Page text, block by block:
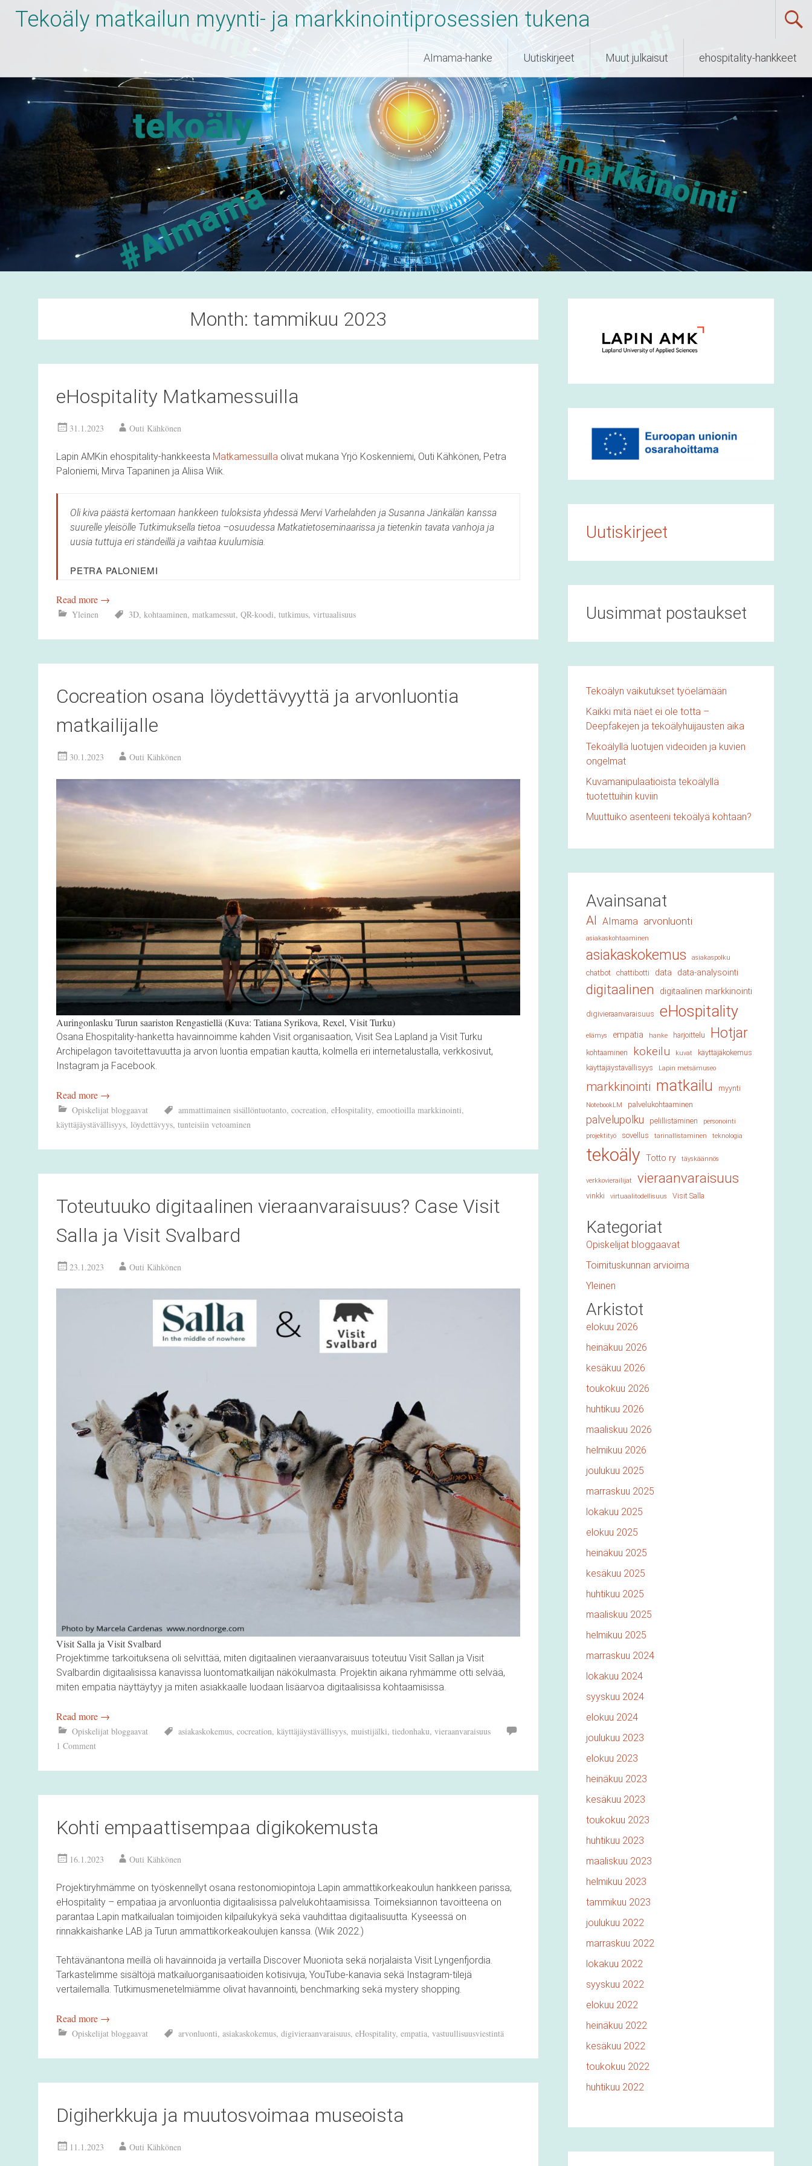
Tekoäly matkailun myynti- ja markkinointiprosessien tukena
to
content
AImama-hanke Uutiskirjeet Muut julkaisut ehospitality-hankkeet
Month: tammikuu 2023
eHospitality Matkamessuilla
31.1.2023 Outi Kähkönen
Lapin AMKin ehospitality-hankkeesta Matkamessuilla olivat mukana Yrjö Koskenniemi, Outi Kähkönen, Petra
Paloniemi, Mirva Tapaninen ja Aliisa Wiik.
Oli kiva päästä kertomaan hankkeen tuloksista yhdessä Mervi Varhelahden ja Susanna Jänkälän kanssa
suurelle yleisölle Tutkimuksella tietoa –osuudessa Matkatietoseminaarissa ja tietenkin tavata vanhoja ja
uusia tuttuja eri ständeillä ja vaihtaa kuulumisia.
PETRA PALONIEMI
Read more →
Yleinen 3D, kohtaaminen, matkamessut, QR-koodi, tutkimus, virtuaalisuus
Cocreation osana löydettävyyttä ja arvonluontia
matkailijalle
30.1.2023 Outi Kähkönen
Auringonlasku Turun saariston Rengastiellä (Kuva: Tatiana Syrikova, Rexel, Visit Turku)
Osana Ehospitality-hanketta havainnoimme kahden Visit organisaation, Visit Sea Lapland ja Visit Turku
Archipelagon tavoitettavuutta ja arvon luontia empatian kautta, kolmella eri internetalustalla, verkkosivut,
Instagram ja Facebook.
Read more →
Opiskelijat bloggaavat ammattimainen sisällöntuotanto, cocreation, eHospitality, emootioilla markkinointi,
käyttäjäystävällisyys, löydettävyys, tunteisiin vetoaminen
Toteutuuko digitaalinen vieraanvaraisuus? Case Visit
Salla ja Visit Svalbard
23.1.2023 Outi Kähkönen
Visit Salla ja Visit Svalbard
Projektimme tarkoituksena oli selvittää, miten digitaalinen vieraanvaraisuus toteutuu Visit Sallan ja Visit
Svalbardin digitaalisissa kanavissa luontomatkailijan näkökulmasta. Projektin aikana ryhmämme otti selvää,
miten empatia näyttäytyy ja miten asiakkaalle luodaan lisäarvoa digitaalisissa kohtaamisissa.
Read more →
Opiskelijat bloggaavat asiakaskokemus, cocreation, käyttäjäystävällisyys, muistijälki, tiedonhaku, vieraanvaraisuus
1 Comment
Kohti empaattisempaa digikokemusta
16.1.2023 Outi Kähkönen
Projektiryhmämme on työskennellyt osana restonomiopintoja Lapin ammattikorkeakoulun hankkeen parissa;
eHospitality – empatiaa ja arvonluontia digitaalisissa palvelukohtaamisissa. Toimeksiannon tavoitteena on
parantaa Lapin matkailualan toimijoiden kilpailukykyä sekä vauhdittaa digitaalisuutta. Kyseessä on
rinnakkaishanke LAB ja Turun ammattikorkeakoulujen kanssa. (Wiik 2022.)
Tehtävänantona meillä oli havainnoida ja vertailla Discover Muoniota sekä norjalaista Visit Lyngenfjordia.
Tarkastelimme sisältöjä matkailuorganisaatioiden kotisivuja, YouTube-kanavia sekä Instagram-tilejä
vertailemalla. Tutkimusmenetelmiämme olivat havannointi, benchmarking sekä mystery shopping.
Read more →
Opiskelijat bloggaavat arvonluonti, asiakaskokemus, digivieraanvaraisuus, eHospitality, empatia, vastuullisuusviestintä
Digiherkkuja ja muutosvoimaa museoista
11.1.2023 Outi Kähkönen
Uutiskirjeet
Uusimmat postaukset
Tekoälyn vaikutukset työelämään
Kaikki mitä näet ei ole totta –
Deepfakejen ja tekoälyhuijausten aika
Tekoälyllä luotujen videoiden ja kuvien
ongelmat
Kuvamanipulaatioista tekoälyllä
tuotettuihin kuviin
Muuttuiko asenteeni tekoälyä kohtaan?
Avainsanat
AI AImama arvonluonti
asiakaskohtaaminen
asiakaskokemus asiakaspolku
chatbot chattibotti data data-analysointi
digitaalinen digitaalinen markkinointi
digivieraanvaraisuus eHospitality
elämys empatia hanke harjoittelu Hotjar
kohtaaminen kokeilu kuvat
käyttäjäkokemus
käyttäjäystävällisyys
Lapin metsämuseo
markkinointi matkailu myynti
NotebookLM palvelukohtaaminen
palvelupolku pelillistäminen
personointi
projektityö
sovellus tarinallistaminen teknologia
tekoäly Totto ry täyskäännös
verkkovierailijat vieraanvaraisuus
vinkki virtuaalitodellisuus Visit Salla
Kategoriat
Opiskelijat bloggaavat
Toimituskunnan arvioima
Yleinen
Arkistot
elokuu 2026
heinäkuu 2026
kesäkuu 2026
toukokuu 2026
huhtikuu 2026
maaliskuu 2026
helmikuu 2026
joulukuu 2025
marraskuu 2025
lokakuu 2025
elokuu 2025
heinäkuu 2025
kesäkuu 2025
huhtikuu 2025
maaliskuu 2025
helmikuu 2025
marraskuu 2024
lokakuu 2024
syyskuu 2024
elokuu 2024
joulukuu 2023
elokuu 2023
heinäkuu 2023
kesäkuu 2023
toukokuu 2023
huhtikuu 2023
maaliskuu 2023
helmikuu 2023
tammikuu 2023
joulukuu 2022
marraskuu 2022
lokakuu 2022
syyskuu 2022
elokuu 2022
heinäkuu 2022
kesäkuu 2022
toukokuu 2022
huhtikuu 2022